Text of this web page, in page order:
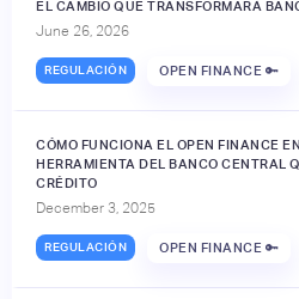
EL CAMBIO QUE TRANSFORMARÁ
June 26, 2026
REGULACIÓN OPEN FINANCE 🔑
CÓMO FUNCIONA EL OPEN FINANCE
HERRAMIENTA DEL BANCO CENTRAL
CRÉDITO
December 3, 2025
REGULACIÓN OPEN FINANCE 🔑